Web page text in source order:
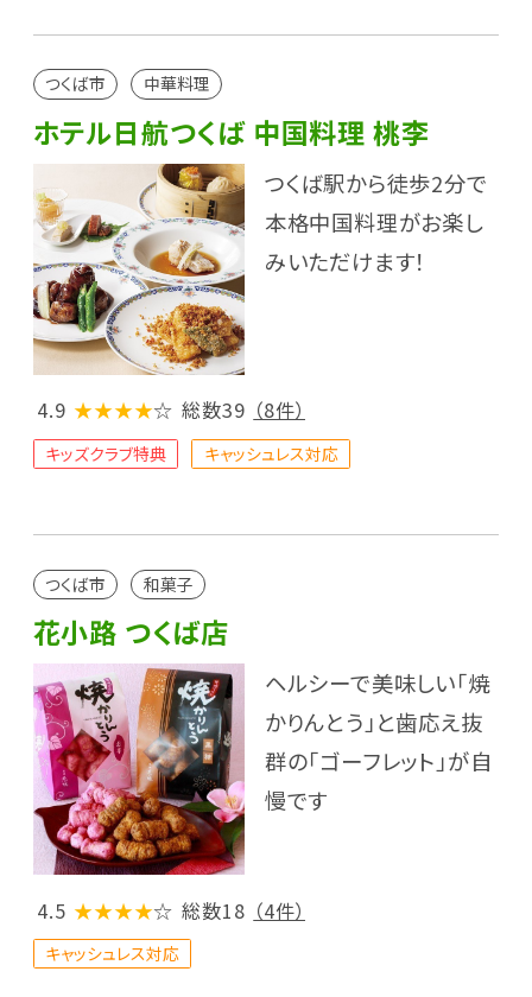
つくば市 中華料理
ホテル日航つくば 中国料理 桃李
つくば駅から徒歩2分で
本格中国料理がお楽し
みいただけます！
4.9 ★★★★☆ 総数39 （8件）
キッズクラブ特典 キャッシュレス対応
つくば市 和菓子
花小路 つくば店
ヘルシーで美味しい「焼
かりんとう」と歯応え抜
群の「ゴーフレット」が自
慢です
4.5 ★★★★☆ 総数18 （4件）
キャッシュレス対応